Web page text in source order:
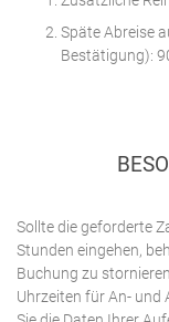
Späte Abreise
Bestätigung):
Sollte die geforderte
Stunden eingehen,
Buchung zu
Uhrzeiten für An- und